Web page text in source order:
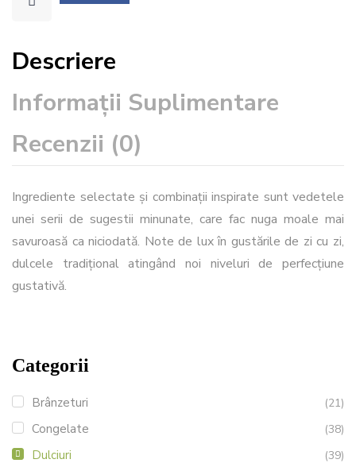
Categorii
Brânzeturi (21)
Congelate (38)
Dulciuri (39)
Descriere
Informații Suplimentare
Recenzii (0)
Ingrediente selectate și combinații inspirate sunt vedetele
unei serii de sugestii minunate, care fac nuga moale mai
savuroasă ca niciodată. Note de lux în gustările de zi cu zi,
dulcele tradițional atingând noi niveluri de perfecțiune
gustativă.